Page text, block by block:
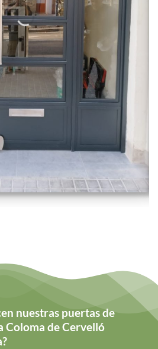
nuestras puertas de
Coloma de Cervelló